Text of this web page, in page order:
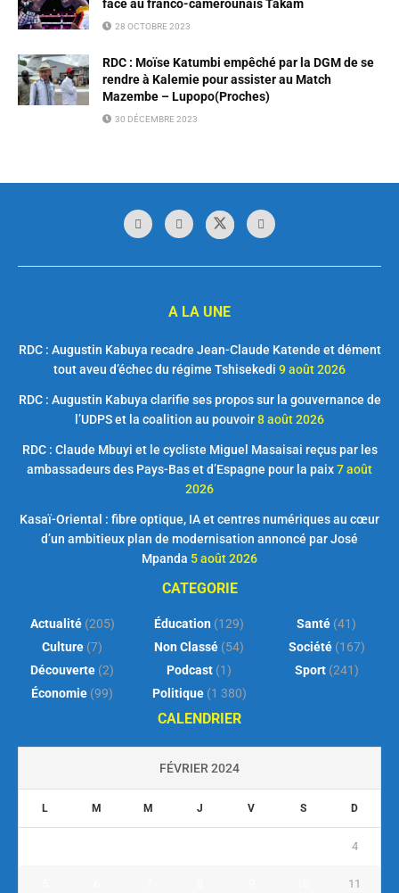
face au franco-camerounais Takam
28 OCTOBRE 2023
RDC : Moïse Katumbi empêché par la DGM de se
rendre à Kalemie pour assister au Match
Mazembe – Lupopo(Proches)
30 DÉCEMBRE 2023
A LA UNE
RDC : Augustin Kabuya recadre Jean-Claude Katende et dément
tout aveu d’échec du régime Tshisekedi 9 août 2026
RDC : Augustin Kabuya clarifie ses propos sur la gouvernance de
l’UDPS et la coalition au pouvoir8 août 2026
RDC : Claude Mbuyi et le cycliste Miguel Masaisai reçus par les
ambassadeurs des Pays-Bas et d’Espagne pour la paix7 août
2026
Kasaï-Oriental : fibre optique, IA et centres numériques au cœur
d’un ambitieux plan de modernisation annoncé par José
Mpanda 5 août 2026
CATEGORIE
Actualité(205)
Culture (7)
Découverte (2)
Économie (99)
Éducation (129)
Non Classé (54)
Podcast (1)
Politique(1 380)
Santé (41)
Société(167)
Sport(241)
CALENDRIER
FÉVRIER 2024
L M M J V S D
4
11